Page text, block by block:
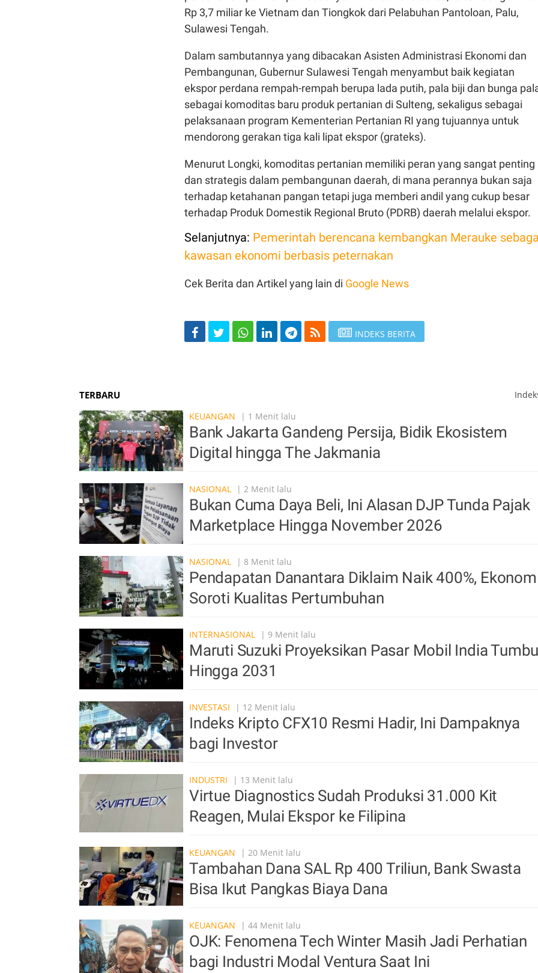
Rp 3,7 miliar ke Vietnam dan Tiongkok dari Pelabuhan Pantoloan, Palu,
Sulawesi Tengah.
Dalam sambutannya yang dibacakan Asisten Administrasi Ekonomi dan
Pembangunan, Gubernur Sulawesi Tengah menyambut baik kegiatan
ekspor perdana rempah-rempah berupa lada putih, pala biji dan bunga
sebagai komoditas baru produk pertanian di Sulteng, sekaligus sebagai
pelaksanaan program Kementerian Pertanian RI yang tujuannya untuk
mendorong gerakan tiga kali lipat ekspor (grateks).
Menurut Longki, komoditas pertanian memiliki peran yang sangat penting
dan strategis dalam pembangunan daerah, di mana perannya bukan saja
terhadap ketahanan pangan tetapi juga memberi andil yang cukup besar
terhadap Produk Domestik Regional Bruto (PDRB) daerah melalui ekspor.
Selanjutnya: Pemerintah berencana kembangkan Merauke
kawasan ekonomi berbasis peternakan
Cek Berita dan Artikel yang lain di Google News
INDEKS BERITA
TERBARU
KEUANGAN
| 1 Menit lalu
Bank Jakarta Gandeng Persija, Bidik Ekosistem
Digital hingga The Jakmania
NASIONAL | 2 Menit lalu
Bukan Cuma Daya Beli, Ini Alasan DJP Tunda Pajak
Marketplace Hingga November 2026
NASIONAL | 8 Menit lalu
Pendapatan Danantara Diklaim Naik 400%, Ekonom
Soroti Kualitas Pertumbuhan
INTERNASIONAL | 9 Menit lalu
Maruti Suzuki Proyeksikan Pasar Mobil India
Hingga 2031
INVESTASI | 12 Menit lalu
Indeks Kripto CFX10 Resmi Hadir, Ini Dampaknya
bagi Investor
INDUSTRI | 13 Menit lalu
Virtue Diagnostics Sudah Produksi 31.000 Kit
Reagen, Mulai Ekspor ke Filipina
KEUANGAN | 20 Menit lalu
Tambahan Dana SAL Rp 400 Triliun, Bank Swasta
Bisa Ikut Pangkas Biaya Dana
KEUANGAN | 44 Menit lalu
OJK: Fenomena Tech Winter Masih Jadi Perhatian
bagi Industri Modal Ventura Saat Ini